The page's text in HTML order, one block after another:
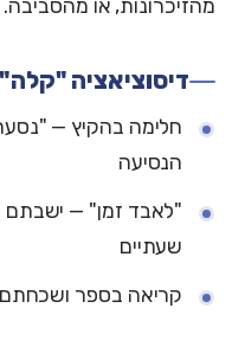
מהזיכרונות, או
דיסוציאציה
חלימה בהקיץ —
הנסיעה
"לאבד זמן" — ישבתם
שעתיים
קריאה בספר